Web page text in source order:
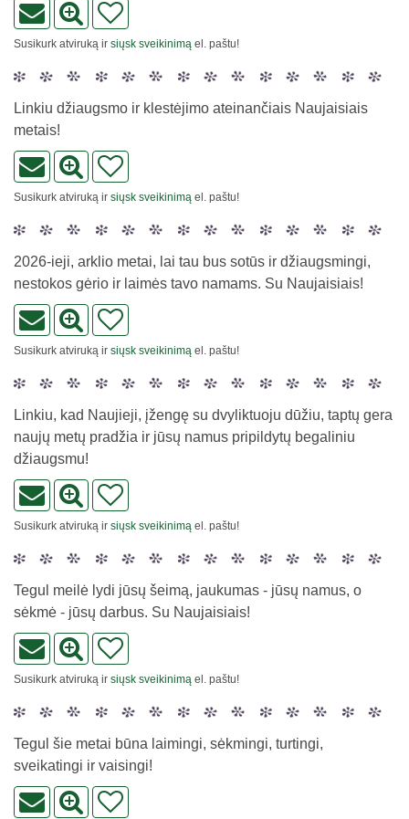
Susikurk atviruką ir siųsk sveikinimą el. paštu!
Linkiu džiaugsmo ir klestėjimo ateinančiais Naujaisiais
metais!
Susikurk atviruką ir siųsk sveikinimą el. paštu!
2026-ieji, arklio metai, lai tau bus sotūs ir džiaugsmingi,
nestokos gėrio ir laimės tavo namams. Su Naujaisiais!
Susikurk atviruką ir siųsk sveikinimą el. paštu!
Linkiu, kad Naujieji, įžengę su dvyliktuoju dūžiu, taptų gera
naujų metų pradžia ir jūsų namus pripildytų begaliniu
džiaugsmu!
Susikurk atviruką ir siųsk sveikinimą el. paštu!
Tegul meilė lydi jūsų šeimą, jaukumas - jūsų namus, o
sėkmė - jūsų darbus. Su Naujaisiais!
Susikurk atviruką ir siųsk sveikinimą el. paštu!
Tegul šie metai būna laimingi, sėkmingi, turtingi,
sveikatingi ir vaisingi!